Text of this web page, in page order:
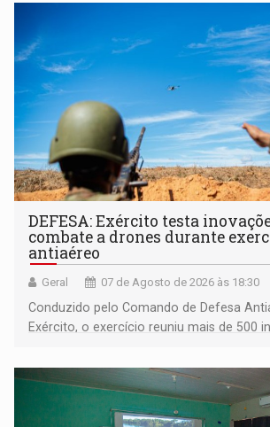
DEFESA: Exército testa
combate a drones durante
antiaéreo
Geral 07 de Agosto de 2026 às 18:30
Conduzido pelo Comando de Defesa
Exército, o exercício reuniu mais de 500